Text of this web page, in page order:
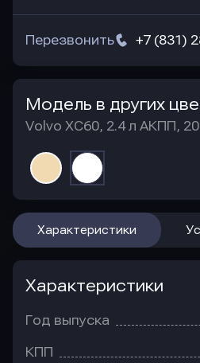
+7 (831)
Перезвонить
Модель в других
Volvo XC60, 2.4 л АКПП,
Характеристики
Характеристики
Год выпуска
КПП